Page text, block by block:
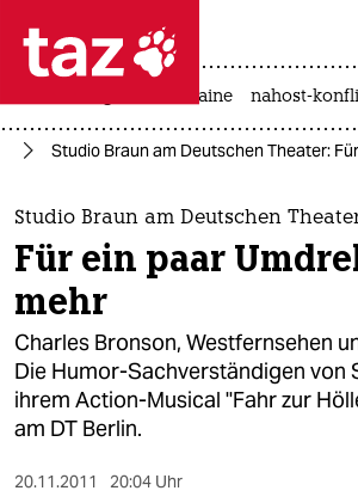
 taz zahl ich
taz zahl ich
themen
politik
öko
gesellschaft
kultur
sport
krieg in der ukraine nahost-
Studio Braun am Deutschen Theater:
Studio Braun am Deutschen
Für ein paar
mehr
Charles Bronson, Westfernsehen
Die Humor-Sachverständigen von
ihrem Action-Musical "Fahr zur
am DT Berlin.
20.11.2011 20:04 Uhr